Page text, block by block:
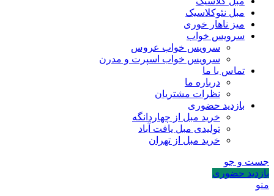
مبل نئوکلاسیک
میز ناهار خوری
سرویس خواب
سرویس خواب عروس
سرویس خواب اسپرت و مدرن
تماس با ما
درباره ما
نظرات مشتریان
بازدید حضوری
خرید مبل از چهاردانگه
تولیدی مبل یافت آباد
خرید مبل از تهران
جست و جو
بازدید حضوری
منو